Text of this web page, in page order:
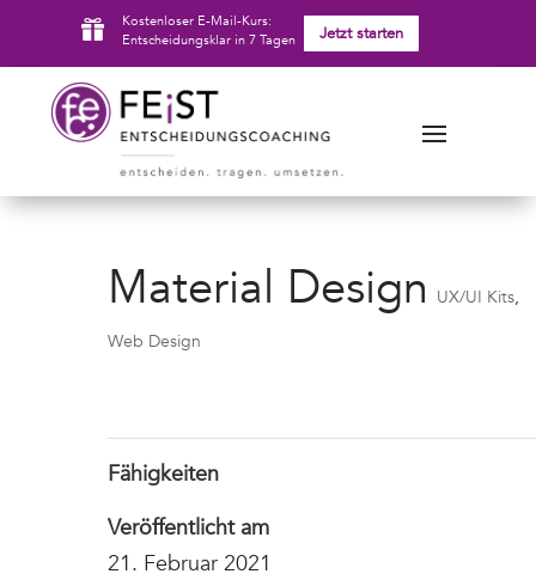

Kostenloser E-Mail-Kurs:
Entscheidungsklar in 7 Tagen
Jetzt starten
Material Design UX/UI Kits,
Web Design
Fähigkeiten
Veröffentlicht am
21. Februar 2021